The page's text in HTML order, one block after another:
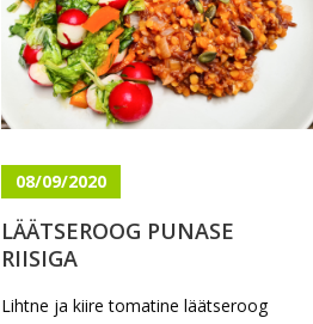
08/09/2020
LÄÄTSEROOG PUNASE
RIISIGA
Lihtne ja kiire tomatine läätseroog